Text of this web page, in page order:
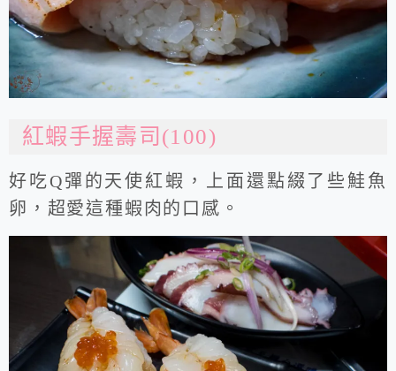
紅蝦手握壽司(100)
好吃Q彈的天使紅蝦，上面還點綴了些鮭魚
卵，超愛這種蝦肉的口感。